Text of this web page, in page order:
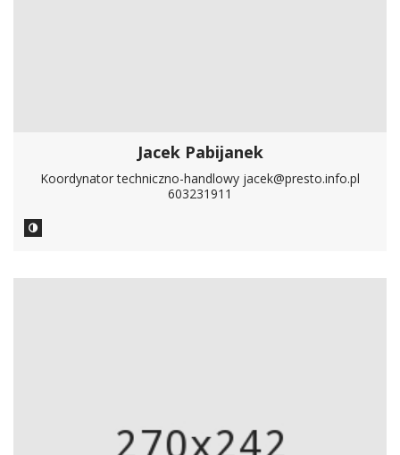
Jacek Pabijanek
Koordynator techniczno-handlowy jacek@presto.info.pl
603231911